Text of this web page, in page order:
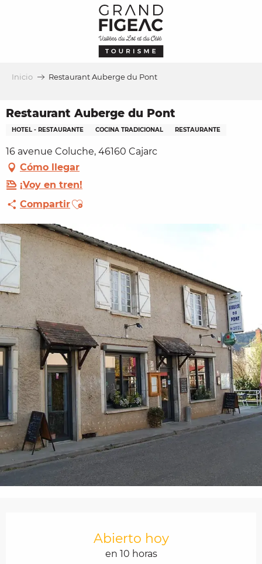
Inicio Restaurant Auberge du Pont
Restaurant Auberge du Pont
HOTEL - RESTAURANTE COCINA TRADICIONAL RESTAURANTE
16 avenue Coluche, 46160 Cajarc
Cómo llegar
¡Voy en tren!
CompartirAjouter aux favoris
Abierto hoy
en 10 horas